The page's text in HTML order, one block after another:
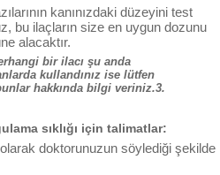
kanınızdaki düzeyini test
bu ilaçların size en uygun dozunu
alacaktır.
bir ilacı şu anda
kullandınız ise lütfen
hakkında bilgi veriniz.3.
sıklığı için talimatlar:
doktorunuzun söylediği şekilde